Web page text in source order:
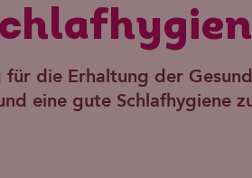
die Erhaltung der
eine gute Schlafhygiene